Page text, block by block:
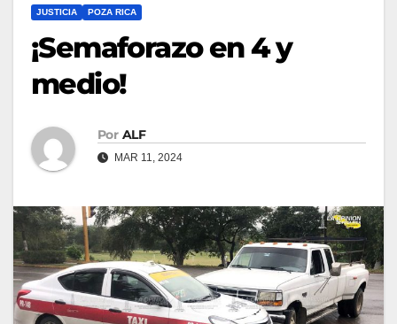
JUSTICIA POZA RICA
¡Semaforazo en 4 y
medio!
Por ALF
MAR 11, 2024